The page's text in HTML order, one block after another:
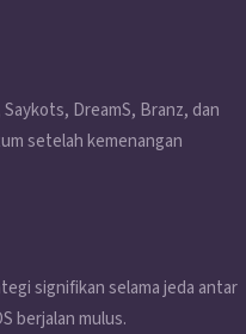
DreamS, Branz, dan
setelah kemenangan
signifikan selama jeda antar
berjalan mulus.